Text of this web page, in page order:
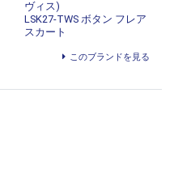
ヴィス)
LSK27-TWS ボタン フレア
スカート
このブランドを見る